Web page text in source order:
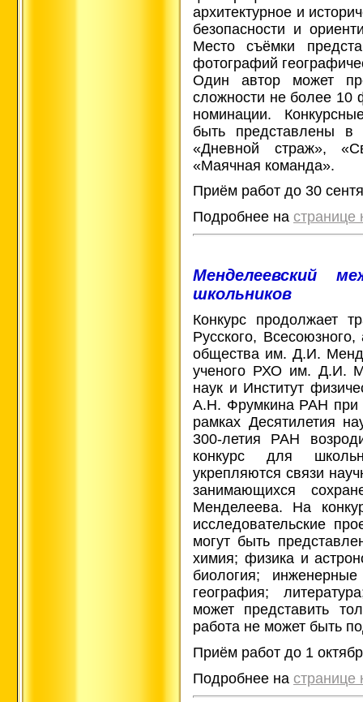
архитектурное и
безопасности и
Место съёмки
фотографий
Один автор может
сложности не более 10
номинации.
быть представлены
«Дневной страж»,
«Маячная команда».
Приём работ до 30
Подробнее на странице
Менделеевский
школьников
Конкурс продолжает
Русского,
общества им. Д.И.
ученого РХО им. Д.И.
наук и Институт
А.Н. Фрумкина РАН при
рамках Десятилетия
300-летия РАН
конкурс для
укрепляются связи
занимающихся
Менделеева. На
исследовательские
могут быть
химия; физика и
биология;
география;
может представить
работа не может быть
Приём работ до 1
Подробнее на странице